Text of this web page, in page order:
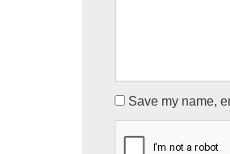
Save my name,